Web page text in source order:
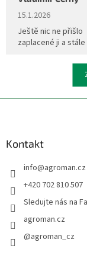
Hodnocení
15.1.2026
Ještě nic ne přišlo
zaplacené ji a stále
Kontakt
info@agroman.cz
+420 702 810 507
Sledujte nás na
agroman.cz
@agroman_cz